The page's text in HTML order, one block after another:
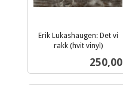
Erik Lukashaugen: Det vi
rakk (hvit vinyl)
Pris
250,00